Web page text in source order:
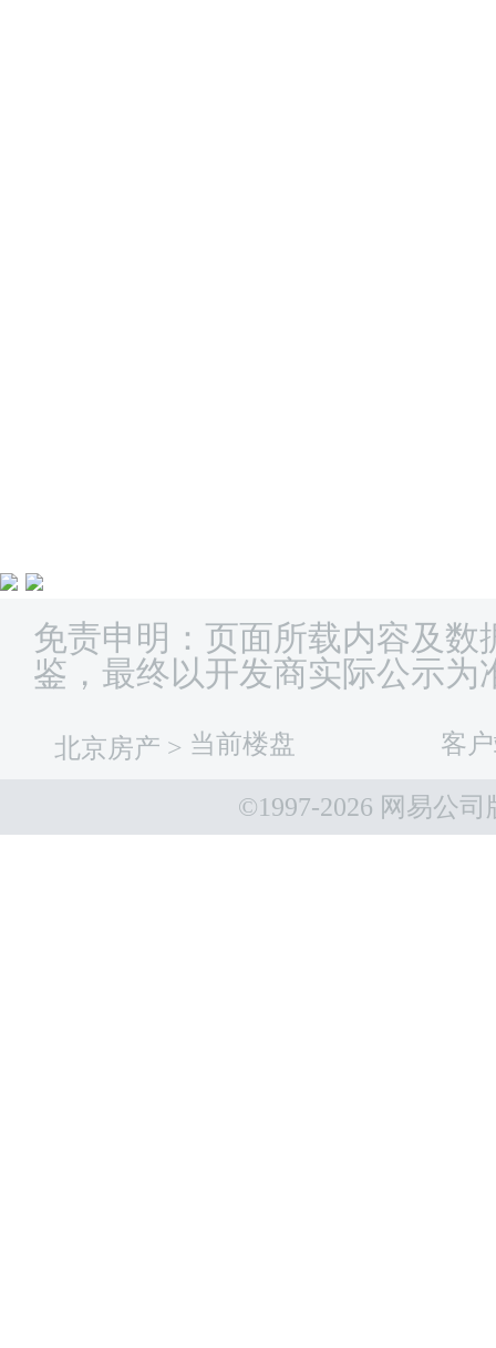
免责申明：页面所载内容及数
鉴，最终以开发商实际公示为
北京房产 > 当前楼盘 客
©1997-2026 网易公